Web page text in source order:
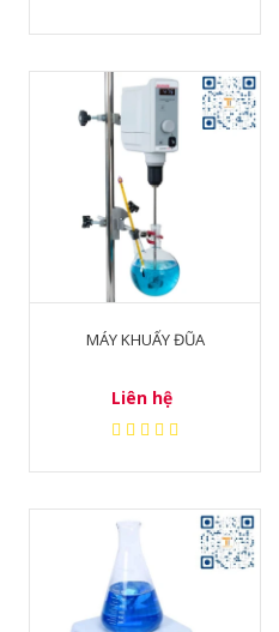
MÁY KHUẤY ĐŨA
Liên hệ